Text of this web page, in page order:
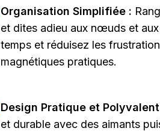
Organisation Simplifiée :
et dites adieu aux nœuds et
temps et réduisez les
magnétiques pratiques.
Design Pratique et
et durable avec des aimants